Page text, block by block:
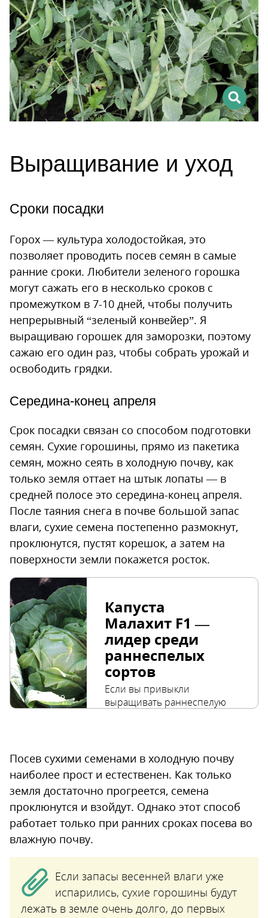
Выращивание и уход
Сроки посадки
Горох — культура холодостойкая, это
позволяет проводить посев семян в самые
ранние сроки. Любители зеленого горошка
могут сажать его в несколько сроков с
промежутком в 7-10 дней, чтобы получить
непрерывный “зеленый конвейер”. Я
выращиваю горошек для заморозки, поэтому
сажаю его один раз, чтобы собрать урожай и
освободить грядки.
Середина-конец апреля
Срок посадки связан со способом подготовки
семян. Сухие горошины, прямо из пакетика
семян, можно сеять в холодную почву, как
только земля оттает на штык лопаты — в
средней полосе это середина-конец апреля.
После таяния снега в почве большой запас
влаги, сухие семена постепенно размокнут,
проклюнутся, пустят корешок, а затем на
поверхности земли покажется росток.
19
Капуста
Малахит F1 —
лидер среди
раннеспелых
сортов
Если вы привыкли выращивать раннеспелую капусту сорта «Июньская», у меня есть для вас отличная новость. «Малахит F1» — гораздо лучше. Созревает раньше, кочан плотнее, и никаких проблем с выращиванием. Поделюсь своим опытом. Описание сорта Капуста белокочанная «Малахит F1» — раннеспелый гибрид для летнего потребления. Срок вегетации: 105–107 дней. По факту кочаны оказались готовы к срезке через 88 дней от посева семян в открытый грунт. Согласитесь, это просто удивительно! Для гибрида характерно дружное созревание урожая. Кочаны имеют отличный товарный вид: округлые, плотные, выровненные по размеру. Массой головок к моменту созревания 1,5–2 кг. Первый срезанный кочан потянул почти на 1,5 кг, а тот, что остался на грядке, — еще крупнее. Окраска верхних листьев светло-зеленая, на разрезе — бело-зеленая. Сочные листья уложены плотно, без пустот, при разрезании кочана раздается ощутимый хруст. Вкус свежей капусты сладкий, сочный. Семена капусты белокочанной «Малахит F1» входят в серию Био-Старт. Семена этой серии проходят обработку комплексом полезных микроорганизмов. В их числе сенная палочка, которая защищает растения от грибных и бактериальных заболеваний и укрепляет иммунитет растения. Другие виды бактерий стимулируют рост растения с самого начала, от появления всходов, и обеспечивают его дополнительными питательными веществами. Благодаря обработке полезными микроорганизмами семена прорастают и всходят дружно, не боятся черной ножки и других грибных заболеваний. Растения стремительно развиваются и показывают великолепную урожайность. Выращивание и уход Сроки посева Чтобы ранняя капуста поспела уже в июне, посев семян нужно проводить за 3–3,5 месяца, т. е. в середине — конце марта. В это время рассаду приходится выращивать на подоконнике, что довольно сложно, ведь сеянцы крестоцветных любят свет и прохладу. В комнатных условиях рассада капусты часто получается слабой, вытянувшейся. При пересадке на постоянное место такие растения долго адаптируются, что сводит на нет забег по времени. При наличии теплицы посев можно проводить уже в первых числах апреля. Капуста — растение холодостойкое, семена прорастают даже в холодной почве, а всходы не боятся легких заморозков. Но теплицы у меня нет, поэтому я провожу посев капусты на разводочную грядку так рано, как позволяет почва. В этом году я сеяла все виды капусты 21 апреля. Регион — юг Алтайского края, Западная Сибирь. Посев Моя грядка для рассады капусты — по сути это тот же открытый грунт с небольшим дополнением в виде дуг и укрывного материала. Перед посевом семян я лишь перекапываю грядку, разравниваю поверхность граблями и провожу тяпкой две неглубоких бороздки. Ранней весной в почве еще достаточно влаги, поэтому под посадку почву я не проливаю. А чтобы мелкие горошинки семян не проваливались на глубину между частицами почвы, уплотняю дно борозды черенком тяпки. Посев семян провожу произвольно, стараясь не загущать. Семена слегка присыпаю почвой, минимально, насколько это возможно в открытом грунте, и хорошенько прихлопываю ладошкой. Давление почвы дает семенам сигнал к прорастанию. Всходы капусты появляются достаточно быстро. В прогретой земле они выскакивают через 3-4 дня после посева, но у нас земля сильно остывает зимой, поэтому всходы появляются через неделю. Всходы крестоцветных легко узнаваемы, они довольно крупные и хорошо видны. Уход за рассадой Однажды всю мою рассаду капусты съела крестоцветная блошка. Такой шокирующий опыт заставил меня хорошенько задуматься и найти способ защиты молодых растений от вредителя. Самым простым и действенным способом оказались не инсектициды, а обыкновенный укрывной материал. Под ним почва остается слегка влажной, создается легкая тень — саженцам капусты такие условия по душе. Они растут как на дрожжах. А крестоцветные блошки даже не догадываются, что рядом находится лакомство. Приходится им жевать грубые листья сурепки и пастушьей сумки. Уход за рассадой совершенно несложен. Как только всходят однолетние сорняки, провожу прополку. Обычно одной прополкой дело не ограничивается, через неделю-две нужно повторить. А заодно продергиваю сеянцы там, где взошли слишком густо. Поливаю по мере необходимости. В этом году нам повезло: весна выдалась дождливой и поливать почти не приходилось. В прошлом же году я набегалась с лейкой, ведь крестоцветным совсем не нравится жара и засуха. Почва у нас плодородная: чернозем периодически удобряется перегноем, и для роста рассады вполне хватает питательных веществ. В течение первого месяца жизни она обходится без подкормок. Пересадку рассады на постоянное место провожу примерно через месяц от появления всходов. Здесь важно ориентироваться на погоду. В жару лучше пропустить неделю и дождаться, когда погода немного успокоится. Не стоит высаживать капусту в пекло, эта культура любит прохладу. Высадка рассады Собственная рассада — это залог успеха всего мероприятия. И дело здесь не только в возможности широкого выбора сортов, но и в скорости адаптации саженцев после пересадки. Рассаду капусты практически никогда не выращивают в стаканчиках. Продается она пучками, с минимальным количеством земли на корнях. Корешки капусты очень нежные, они легко повреждаются при малейшем подсушивании. А листья у нее крупные, они активно испаряют влагу. Корни повреждены, запасы влаги не пополняются, и саженцы капусты после пересадки стоят несчастные, повесив уши. У меня процесс пересадки саженцев проходит оперативно. Корневая система находится на воздухе не дольше двух минут, поэтому растения практически не замечают, что оказались на новом месте. Я заранее готовлю грядку для высадки рассады — перекапываю, разравниваю, а затем делаю лопатой глубокие лунки. На 10-метровой грядке у меня размещается 16 саженцев белокочанной капусты, т. е. расстояние между лунками около 60 см. Весной оно кажется огромным, но уже в начале июля не остается свободного места, все закрыто крупными листьями. Лунки обильно проливаю водой. Воды уходит очень много, в каждую посадочную ямку не меньше 5 л. Такой запас воды промачивает почву на большую глубину. Корни саженцев тянутся к влаге и быстрее осваиваются на новом месте. Как только лунки готовы, начинается забег на короткую дистанцию: от рассадной грядки до новой. Выкапываю один саженец с большим земляным комом, несу его аккуратно, чтобы земля не осыпалась с корней, ставлю в лунку. От щедрости души даю ему пару горстей перегноя, присыпаю землей до настоящих листьев, хорошенько обжимаю — первый пошел! И так 16 раз. В этом году я пересаживала капусту утром. Была пасмурная погода, слегка моросил дождь, поэтому я решила не ждать до вечера. Когда днем вышло солнце, капуста слегка подвяла, но уже вечером она стояла на грядках бодрыми рядами и радостно топорщила листья. При таком способе пересадки растения не останавливаются в развитии. Даже наоборот, уже через три дня они заметно прибавляют в росте, ведь на новой грядке им становится гораздо просторнее. Уход в открытом грунте Сразу после высадки рассады я устанавливаю дуги и накрываю капусту спанбондом. Укрывной материал облегчает адаптацию пересаженных растений, поскольку защищает их от палящего солнца и иссушающего ветра. Под укрытием создается микроклимат с более влажным воздухом и меньшими перепадами между ночными и дневными температурами. Спанбонд защищает саженцы капусты от крестоцветной блошки, которая все еще свирепствует в начале июня. В это же время начинается первый лёт бабочек белянок. Они активно кружат в поисках места для яйцекладок, но улетают с моего огорода “не солоно хлебавши”. В результате весь май и июнь капуста “считает”, что мир — весьма дружественное место , и радостно растет. Мой уход за капустой заключается в поливах и подкормках. Как только саженцы адаптировались на новом месте и немного подросли, примерно через 10 дней после пересадки я провожу подкормку комплексным удобрением “Здравень Турбо для капусты и зеленных культур”. Формула NPK=15:10:20 + магний и микроэлементы идеально подходит для капусты. Ей как раз нужно много азота и калия. “Здравень Турбо для капусты и зеленных культур” В этом году лето выдалось дождливым, поэтому капуста росла как на дрожжах. Я ограничилась одной подкормкой и несколькими поливами, когда на две недели установилась жаркая засушливая погода. Растения сидят под укрытием, пока листья помещаются под дугами. К слову сказать, у гибрида “Малахит F1” весьма компактная розетка листьев. Если бы на грядке рос только он, капуста могла бы оставаться под укрытием до самого сбора урожая. Растения приземистые, не поднимаются на высокой “ноге”, как позднеспелые сорта. Листья довольно небольшие, в сравнении с другими сортами. Высота растения не превышает 30 см, а наружные нижние листья помещаются в диаметре 45-50 см. Для сравнения, позднеспелые сорта в июле достигают диаметра 80 см, а верхушки их листьев находятся на высоте 60 см. Впечатления о сорте Капуста “Малахит F1” поразила меня стремительным ростом и невероятной скоростью созревания. Пока среднеспелые и позднеспелые сорта наращивали крупные сине-зеленые листья и занимались самолюбованием, эта трудяга упорно складывала листочки в кочан. Скорость развития была настолько высокой, что я не успевала фотографировать растения. В один из дней, пробегая мимо, я заметила, что покровные листочки на кочане начали растрескиваться. Ба! а капуста-то поспела! От момента посева семян в открытый грунт до срезки первого кочана прошло чуть меньше 3 месяцев. Это даже на две недели меньше, чем заявлено производителем. При этом кочан получился увесистым и плотным. Первого хватило на борщ и несколько противней пирожков, второй ждет своего часа. Думаю, здесь сошлись все звезды: отличные характеристики гибрида + обработка семян полезными бактериями + дождливая погода + правильная агротехника. Теперь если выбирать сорт раннеспелой капусты —
Посев сухими семенами в холодную почву
наиболее прост и естественен. Как только
земля достаточно прогреется, семена
проклюнутся и взойдут. Однако этот способ
работает только при ранних сроках посева во
влажную почву.
Если запасы весенней влаги уже
испарились, сухие горошины будут
лежать в земле очень долго, до первых